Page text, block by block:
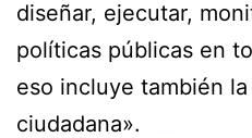
diseñar, ejecutar,
políticas públicas en
eso incluye también
ciudadana».